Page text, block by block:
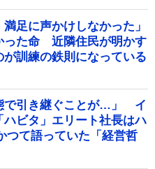
足に声かけしなかった」
った命 近隣住民が明かす
が訓練の鉄則になっている
で引き継ぐことが…」 イ
ビタ」エリート社長はハ
て語っていた「経営哲